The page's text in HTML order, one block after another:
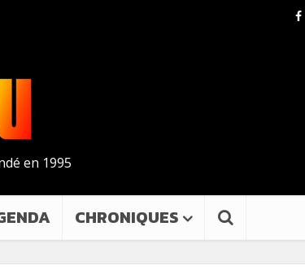
en 1995
CHRONIQUES